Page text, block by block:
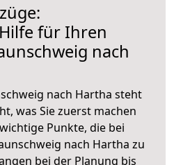
für Ihren
nach
nach Hartha steht
was Sie zuerst machen
Punkte, die bei
nach Hartha zu
bei der Planung bis